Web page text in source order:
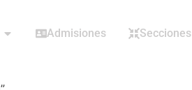
Admisiones Secciones